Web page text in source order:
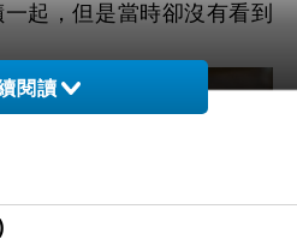
起，但是當時卻沒有看到
閱讀